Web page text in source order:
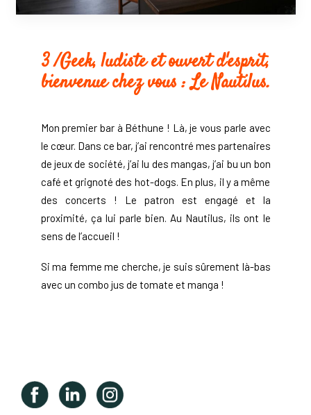
3 /Geek, ludiste et ouvert d'esprit,
bienvenue chez vous : Le Nautilus.
Mon premier bar à Béthune ! Là, je vous parle avec
le cœur. Dans ce bar, j’ai rencontré mes partenaires
de jeux de société, j’ai lu des mangas, j’ai bu un bon
café et grignoté des hot-dogs. En plus, il y a même
des concerts ! Le patron est engagé et la
proximité, ça lui parle bien. Au Nautilus, ils ont le
sens de l’accueil !
Si ma femme me cherche, je suis sûrement là-bas
avec un combo jus de tomate et manga !